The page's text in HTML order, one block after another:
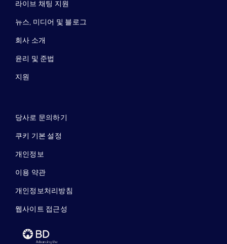
라이브 채팅 지원
뉴스, 미디어 및 블로그
회사 소개
윤리 및 준법
지원
당사로 문의하기
쿠키 기본 설정
개인정보
이용 약관
개인정보처리방침
웹사이트 접근성